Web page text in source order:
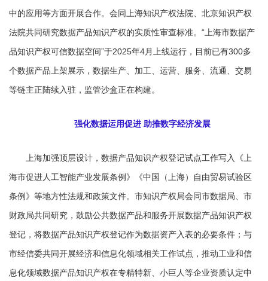
中的应用等方面开展合作。会同上海知识产权法院、北京知识产权
法院共同研究数据产品知识产权的实质性审查标准。“上海市数据产
品知识产权可信数据空间”于2025年4月上线运行，目前已有300多
个数据产品上架展示，数据生产、加工、运营、服务、流通、交易
等链主正陆续入驻，监管沙盒正在构建。
强化数据运用促进 助推数字经济发展
上海加强顶层设计，数据产品知识产权登记试点工作写入《上
海市促进人工智能产业发展条例》《中国（上海）自由贸易试验区
条例》等地方性法规和政策文件。市知识产权局会同市数据局、市
财政局共同研究，鼓励公共数据产品和服务开展数据产品知识产权
登记，将数据产品知识产权登记作为数据资产入表的必要条件；与
市经信委共同开展经济和信息化领域相关工作试点，推动工业和信
息化领域数据产品知识产权在专精特新、小巨人等企业资质认定中